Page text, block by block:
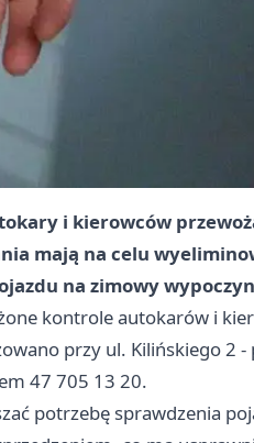
i kierowców
mają na celu
na zimowy
kontrole autokarów i
przy ul. Kilińskiego 2
47 705 13 20.
potrzebę sprawdzenia